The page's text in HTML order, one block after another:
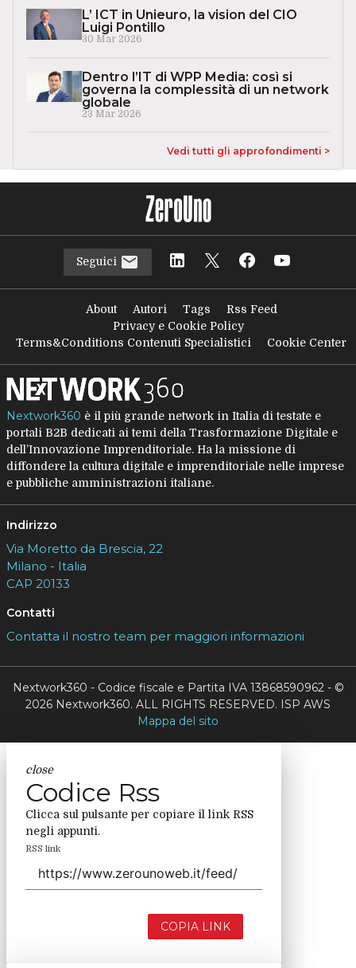
L’ ICT in Unieuro, la vision del CIO
Luigi Pontillo
30 Mar 2026
Dentro l’IT di WPP Media: così si
governa la complessità di un network
globale
23 Mar 2026
Vedi tutti gli approfondimenti >
Seguici
About Autori Tags
Rss Feed
Privacy e Cookie Policy
Terms&Conditions Contenuti Specialistici
Cookie Center
Nextwork360 è il più grande network in Italia di testate e
portali B2B dedicati ai temi della Trasformazione Digitale e
dell’Innovazione Imprenditoriale. Ha la missione di
diffondere la cultura digitale e imprenditoriale nelle imprese
e pubbliche amministrazioni italiane.
Indirizzo
Via Moretto da Brescia, 22
Milano - Italia
CAP 20133
Contatti
Contatta il nostro team per maggiori informazioni
Nextwork360 - Codice fiscale e Partita IVA 13868590962 - ©
2026 Nextwork360. ALL RIGHTS RESERVED. ISP AWS
Mappa del sito
close
Codice Rss
Clicca sul pulsante per copiare il link RSS
negli appunti.
RSS link
COPIA LINK